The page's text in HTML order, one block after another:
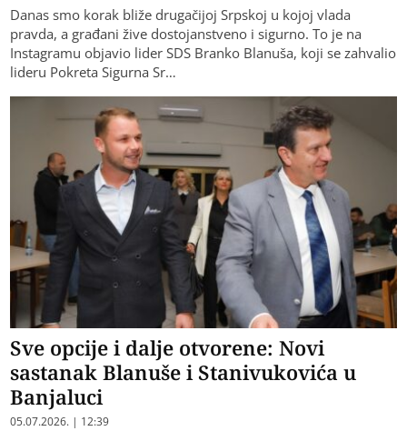
Danas smo korak bliže drugačijoj Srpskoj u kojoj vlada
pravda, a građani žive dostojanstveno i sigurno. To je na
Instagramu objavio lider SDS Branko Blanuša, koji se zahvalio
lideru Pokreta Sigurna Sr…
Sve opcije i dalje otvorene: Novi
sastanak Blanuše i Stanivukovića u
Banjaluci
05.07.2026. | 12:39